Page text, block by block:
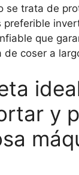
se trata de
preferible
que
de coser a
y